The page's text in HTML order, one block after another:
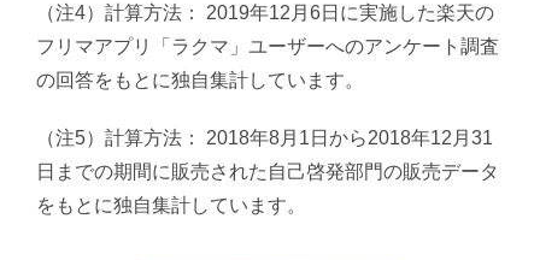
（注4）計算方法： 2019年12月6日に実施した楽天の
フリマアプリ「ラクマ」ユーザーへのアンケート調査
の回答をもとに独自集計しています。
（注5）計算方法： 2018年8月1日から2018年12月31
日までの期間に販売された自己啓発部門の販売データ
をもとに独自集計しています。